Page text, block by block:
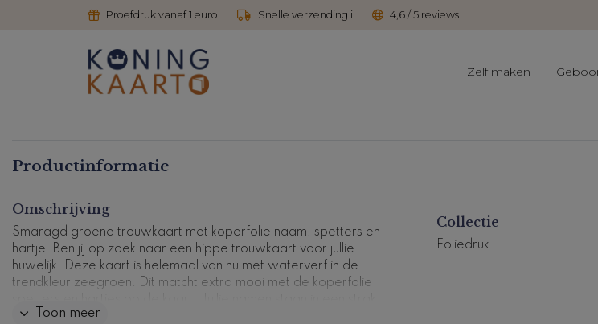
Proefdruk vanaf 1 euro Snelle verzending i 4,6 / 5 reviews
Zelf maken
Productinformatie
Omschrijving
Smaragd groene trouwkaart met koperfolie naam, spetters en
hartje. Ben jij op zoek naar een hippe trouwkaart voor jullie
huwelijk. Deze kaart is helemaal van nu met waterverf in de
trendkleur zeegroen. Dit matcht extra mooi met de koperfolie
lettertype. In de kaart is voldoende ruimte voor het
Toon meer
Collectie
Foliedruk